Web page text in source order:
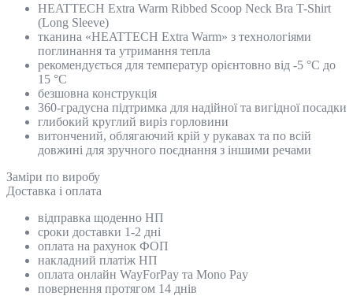
HEATTECH Extra Warm Ribbed Scoop Neck Bra T-Shirt
(Long Sleeve)
тканина «HEATTECH Extra Warm» з технологіями
поглинання та утримання тепла
рекомендується для температур орієнтовно від -5 °C до
15 °C
безшовна конструкція
360-градусна підтримка для надійної та вигідної посадки
глибокий круглий виріз горловини
витончений, облягаючий крій у рукавах та по всій
довжині для зручного поєднання з іншими речами
Замiри по виробу
Доставка і оплата
відправка щоденно НП
сроки доставки 1-2 дні
оплата на рахунок ФОП
накладний платіж НП
оплата онлайн WayForPay та Mono Pay
повернення протягом 14 днів